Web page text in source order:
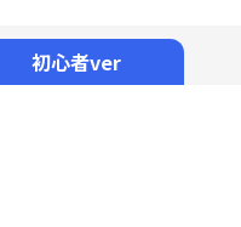
初心者ver